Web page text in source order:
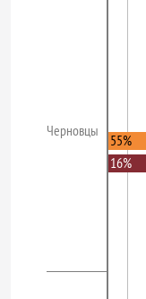
Черновцы
55%
16%